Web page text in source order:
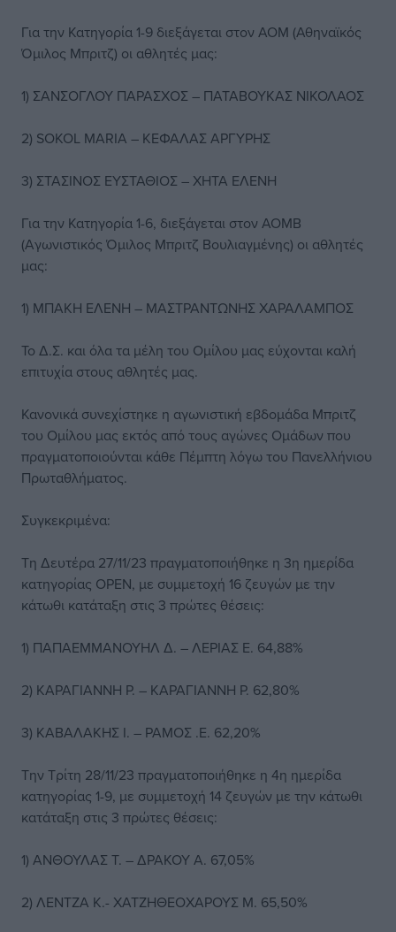
Για την Κατηγορία 1-9 διεξάγεται στον ΑΟΜ (Αθηναϊκός
Όμιλος Μπριτζ) οι αθλητές μας:
1) ΣΑΝΣΟΓΛΟΥ ΠΑΡΑΣΧΟΣ – ΠΑΤΑΒΟΥΚΑΣ ΝΙΚΟΛΑΟΣ
2) SOKOL MARIA – ΚΕΦΑΛΑΣ ΑΡΓΥΡΗΣ
3) ΣΤΑΣΙΝΟΣ ΕΥΣΤΑΘΙΟΣ – ΧΗΤΑ ΕΛΕΝΗ
Για την Κατηγορία 1-6, διεξάγεται στον ΑΟΜΒ
(Αγωνιστικός Όμιλος Μπριτζ Βουλιαγμένης) οι αθλητές
μας:
1) ΜΠΑΚΗ ΕΛΕΝΗ – ΜΑΣΤΡΑΝΤΩΝΗΣ ΧΑΡΑΛΑΜΠΟΣ
Το Δ.Σ. και όλα τα μέλη του Ομίλου μας εύχονται καλή
επιτυχία στους αθλητές μας.
Κανονικά συνεχίστηκε η αγωνιστική εβδομάδα Μπριτζ
του Ομίλου μας εκτός από τους αγώνες Ομάδων που
πραγματοποιούνται κάθε Πέμπτη λόγω του Πανελλήνιου
Πρωταθλήματος.
Συγκεκριμένα:
Τη Δευτέρα 27/11/23 πραγματοποιήθηκε η 3η ημερίδα
κατηγορίας OPEN, με συμμετοχή 16 ζευγών με την
κάτωθι κατάταξη στις 3 πρώτες θέσεις:
1) ΠΑΠΑΕΜΜΑΝΟΥΗΛ Δ. – ΛΕΡΙΑΣ Ε. 64,88%
2) ΚΑΡΑΓΙΑΝΝΗ Ρ. – ΚΑΡΑΓΙΑΝΝΗ Ρ. 62,80%
3) ΚΑΒΑΛΑΚΗΣ Ι. – ΡΑΜΟΣ .Ε. 62,20%
Την Τρίτη 28/11/23 πραγματοποιήθηκε η 4η ημερίδα
κατηγορίας 1-9, με συμμετοχή 14 ζευγών με την κάτωθι
κατάταξη στις 3 πρώτες θέσεις:
1) ΑΝΘΟΥΛΑΣ Τ. – ΔΡΑΚΟΥ Α. 67,05%
2) ΛΕΝΤΖΑ Κ.- ΧΑΤΖΗΘΕΟΧΑΡΟΥΣ Μ. 65,50%